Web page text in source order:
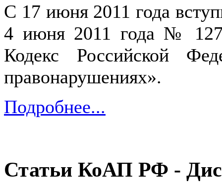
С 17 июня 2011 года
4 июня 2011 года №
Кодекс Российской
правонарушениях».
Подробнее...
Статьи КоАП РФ -